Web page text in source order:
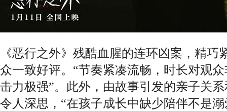
《恶行之外》残酷血腥的连环凶案，精巧
众一致好评。“节奏紧凑流畅，时长对观
击力极强”。此外，由故事引发的亲子关
令人深思，“在孩子成长中缺少陪伴不是